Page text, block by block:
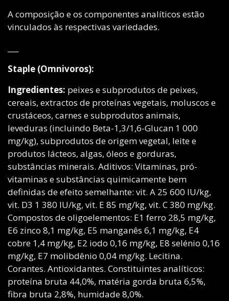
A composição e os componentes analíticos estão
vinculados às respectivas variedades.
Staple (Omnivoros):
Ingredientes: peixes e subprodutos de peixes,
cereais, extractos de proteínas vegetais, moluscos e
crustáceos, carnes e subprodutos animais,
leveduras (incluindo Beta-1,3/1,6-Glucan 1 000
mg/kg), subprodutos de origem vegetal, leite e
produtos lácteos, algas, óleos e gorduras,
substâncias minerais. Aditivos: Vitaminas, pró-
vitaminas e substâncias quimicamente bem
definidas de efeito semelhante: vit. A 25 600 IU/kg,
vit. D3 1 380 IU/kg, vit. E 85 mg/kg, vit. C 380 mg/kg.
Compostos de oligoelementos: E1 ferro 28,5 mg/kg,
E6 zinco 8,1 mg/kg, E5 manganês 6,1 mg/kg, E4
cobre 1,4 mg/kg, E2 iodo 0,16 mg/kg, E8 selénio 0,16
mg/kg, E7 molibdênio 0,04 mg/kg. Lecitina.
Corantes. Antioxidantes. Constituintes analíticos:
proteína bruta 44,0%, matéria gorda bruta 6,5%,
fibra bruta 2,8%, humidade 8,0%.